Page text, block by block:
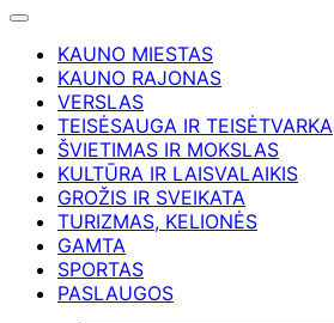
KAUNO MIESTAS
KAUNO RAJONAS
VERSLAS
TEISĖSAUGA IR TEISĖTVARKA
ŠVIETIMAS IR MOKSLAS
KULTŪRA IR LAISVALAIKIS
GROŽIS IR SVEIKATA
TURIZMAS, KELIONĖS
GAMTA
SPORTAS
PASLAUGOS